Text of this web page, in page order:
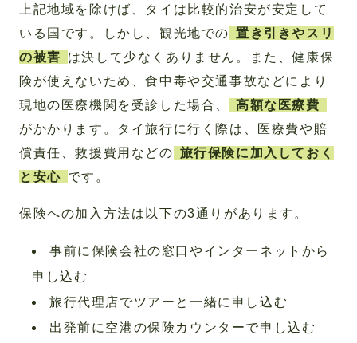
上記地域を除けば、タイは比較的治安が安定して
いる国です。しかし、観光地での 置き引きやスリ
の被害
は決して少なくありません。また、健康保
険が使えないため、食中毒や交通事故などにより
現地の医療機関を受診した場合、
高額な医療費
がかかります。タイ旅行に行く際は、医療費や賠
償責任、救援費用などの 旅行保険に加入しておく
と安心 です。
保険への加入方法は以下の3通りがあります。
事前に保険会社の窓口やインターネットから
申し込む
旅行代理店でツアーと一緒に申し込む
出発前に空港の保険カウンターで申し込む